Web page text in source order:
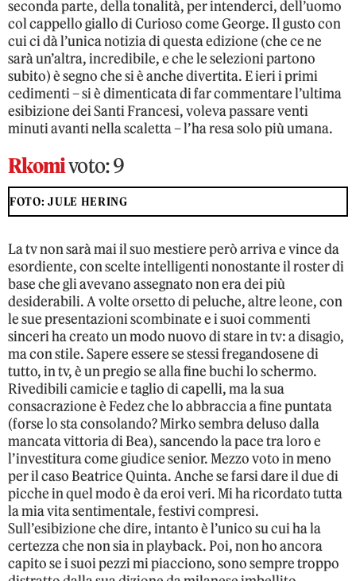
seconda parte, della tonalità, per intenderci, dell’uomo
col cappello giallo di Curioso come George. Il gusto con
cui ci dà l’unica notizia di questa edizione (che ce ne
sarà un’altra, incredibile, e che le selezioni partono
subito) è segno che si è anche divertita. E ieri i primi
cedimenti – si è dimenticata di far commentare l’ultima
esibizione dei Santi Francesi, voleva passare venti
minuti avanti nella scaletta – l’ha resa solo più umana.
Rkomivoto: 9
FOTO: JULE HERING
La tv non sarà mai il suo mestiere però arriva e vince da
esordiente, con scelte intelligenti nonostante il roster di
base che gli avevano assegnato non era dei più
desiderabili. A volte orsetto di peluche, altre leone, con
le sue presentazioni scombinate e i suoi commenti
sinceri ha creato un modo nuovo di stare in tv: a disagio,
ma con stile. Sapere essere se stessi fregandosene di
tutto, in tv, è un pregio se alla fine buchi lo schermo.
Rivedibili camicie e taglio di capelli, ma la sua
consacrazione è Fedez che lo abbraccia a fine puntata
(forse lo sta consolando? Mirko sembra deluso dalla
mancata vittoria di Bea), sancendo la pace tra loro e
l’investitura come giudice senior. Mezzo voto in meno
per il caso Beatrice Quinta. Anche se farsi dare il due di
picche in quel modo è da eroi veri. Mi ha ricordato tutta
la mia vita sentimentale, festivi compresi.
Sull’esibizione che dire, intanto è l’unico su cui ha la
certezza che non sia in playback. Poi, non ho ancora
capito se i suoi pezzi mi piacciono, sono sempre troppo